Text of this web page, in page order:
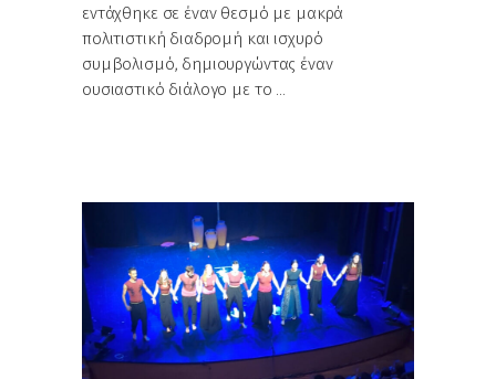
εντάχθηκε σε έναν θεσμό με μακρά
πολιτιστική διαδρομή και ισχυρό
συμβολισμό, δημιουργώντας έναν
ουσιαστικό διάλογο με το